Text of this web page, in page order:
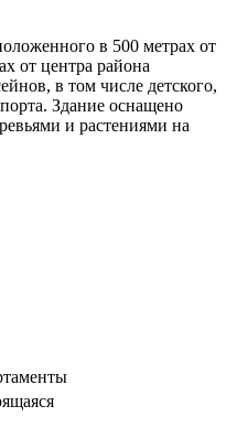
в 500 метрах от
от центра района
в том числе детского,
Здание оснащено
и растениями на